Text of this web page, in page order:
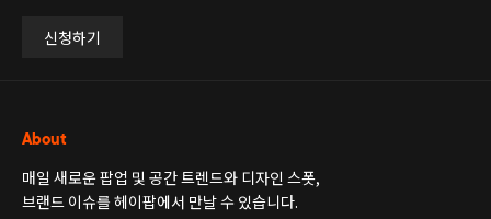
신청하기
About
매일 새로운 팝업 및 공간 트렌드와 디자인 스폿,
브랜드 이슈를 헤이팝에서 만날 수 있습니다.